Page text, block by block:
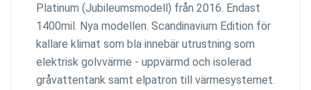
Platinum (Jubileumsmodell) från 2016. Endast
1400mil. Nya modellen. Scandinavium Edition för
kallare klimat som bla innebär utrustning som
elektrisk golvvärme - uppvärmd och isolerad
gråvattentank samt elpatron till värmesystemet.